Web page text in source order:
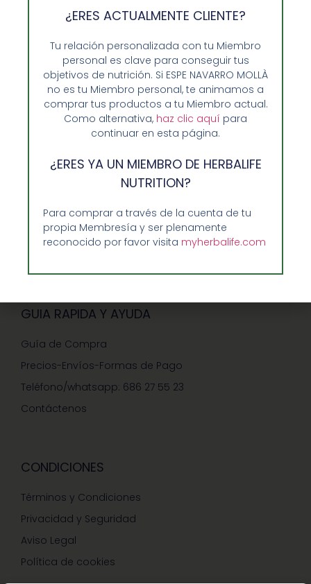
Opiniones de Clientes
Sobre Nosotros y Herbalife
Ventajas de Comprar en Enformaherbal.com
GUIA RAPIDA Y AYUDA
Guía de Compra
Precios-Envíos-Formas de Pago
Teléfono/whatsapp: 686 27 55 23
Contáctenos
CONDICIONES
Términos y Condiciones
Privacidad y Seguridad
Aviso Legal
Política de cookies
¿ERES ACTUALMENTE CLIENTE?
Tu relación personalizada con tu Miembro
personal es clave para conseguir tus
objetivos de nutrición. Si ESPE NAVARRO MOLLÀ
no es tu Miembro personal, te animamos a
comprar tus productos a tu Miembro actual.
Como alternativa, haz clic aquí para
continuar en esta página.
¿ERES YA UN MIEMBRO DE HERBALIFE
NUTRITION?
Para comprar a través de la cuenta de tu
propia Membresía y ser plenamente
reconocido por favor visita myherbalife.com